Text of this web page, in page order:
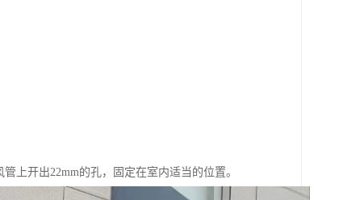
上开出22mm的孔，固定在室内适当的位置。